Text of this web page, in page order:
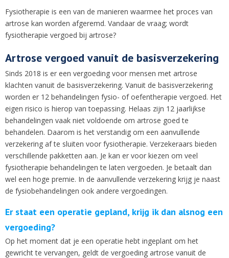
Fysiotherapie is een van de manieren waarmee het proces van
artrose kan worden afgeremd. Vandaar de vraag; wordt
fysiotherapie vergoed bij artrose?
Artrose vergoed vanuit de basisverzekering
Sinds 2018 is er een vergoeding voor mensen met artrose
klachten vanuit de basisverzekering. Vanuit de basisverzekering
worden er 12 behandelingen fysio- of oefentherapie vergoed. Het
eigen risico is hierop van toepassing. Helaas zijn 12 jaarlijkse
behandelingen vaak niet voldoende om artrose goed te
behandelen. Daarom is het verstandig om een aanvullende
verzekering af te sluiten voor fysiotherapie. Verzekeraars bieden
verschillende pakketten aan. Je kan er voor kiezen om veel
fysiotherapie behandelingen te laten vergoeden. Je betaalt dan
wel een hoge premie. In de aanvullende verzekering krijg je naast
de fysiobehandelingen ook andere vergoedingen.
Er staat een operatie gepland, krijg ik dan alsnog een
vergoeding?
Op het moment dat je een operatie hebt ingeplant om het
gewricht te vervangen, geldt de vergoeding artrose vanuit de